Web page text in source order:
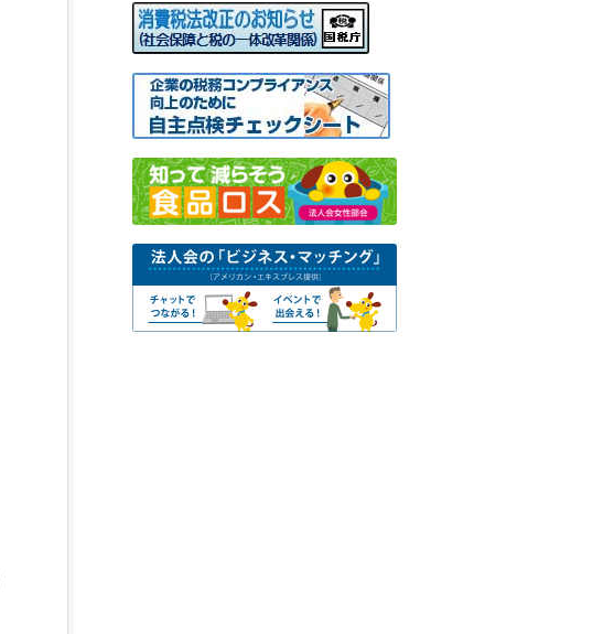
収支決算 平成28年度
収支決算 平成27年度
収支決算 平成26年度
収支決算 平成25年度